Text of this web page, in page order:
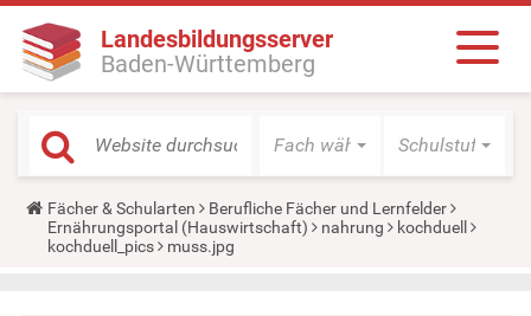
Landesbildungsserver
Baden-Württemberg
Fach wählen Schulstufe
Y
o
u
Fächer & Schularten
Berufliche Fächer und Lernfelder
Ernährungsportal (Hauswirtschaft)
nahrung
kochduell
kochduell_pics
muss.jpg